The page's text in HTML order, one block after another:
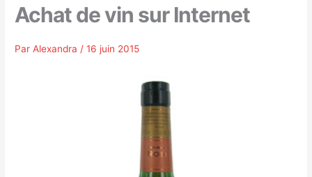
Achat de vin sur Internet
Par Alexandra /16 juin 2015